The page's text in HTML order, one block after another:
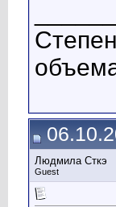
Людмила Сткэ
Guest